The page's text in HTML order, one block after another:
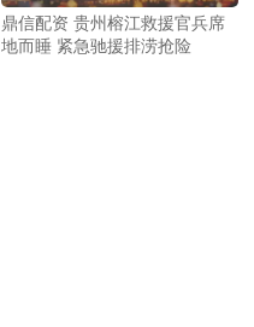
鼎信配资 贵州榕江救援官兵席
地而睡 紧急驰援排涝抢险